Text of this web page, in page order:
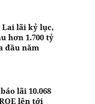
lãi kỷ lục,
hơn 1.700 tỷ
đầu năm
lãi 10.068
lên tới